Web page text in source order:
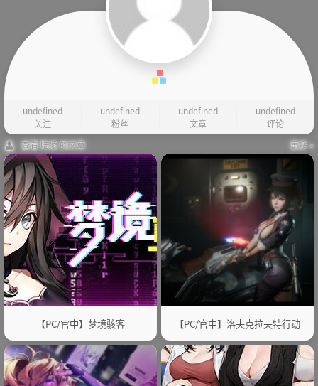
undefined
关注
undefined
粉丝
undefined
文章
undefined
评论
查看 陆凌 的文章
更多 »
【PC/官中】梦境骇客 【PC/官中】洛夫克拉夫特行动